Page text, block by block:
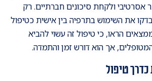
אסרטיבי ולקחת סיכונים חברתיים. רק
את השימוש בתרפיה בין אישית כטיפול
הראו, כי טיפול זה עשוי להביא
אך הוא דורש זמן והתמדה.
טיפול